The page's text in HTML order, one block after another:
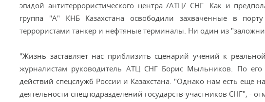
эгидой антитеррористического центра /АТЦ/ СНГ. Как и
группа "А" КНБ Казахстана освободили захваченные в
террористами танкер и нефтяные терминалы. Ни один из
"Жизнь заставляет нас приблизить сценарий учений к
журналистам руководитель АТЦ СНГ Борис Мыльников. По
действий спецслужб России и Казахстана. "Однако нам есть еще
деятельности спецподразделений государств-участников СНГ", -